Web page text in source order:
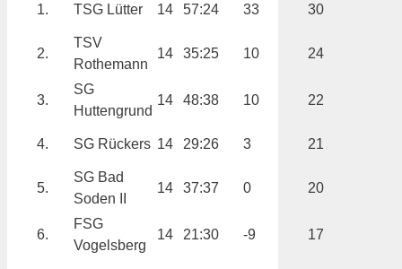
1. TSG Lütter 14 57:24 33 30
2.
TSV
Rothemann
14 35:25 10 24
3.
SG
Huttengrund
14 48:38 10 22
4. SG Rückers 14 29:26 3 21
5.
SG Bad
Soden II
14 37:37 0 20
6.
FSG
Vogelsberg
14 21:30 -9 17